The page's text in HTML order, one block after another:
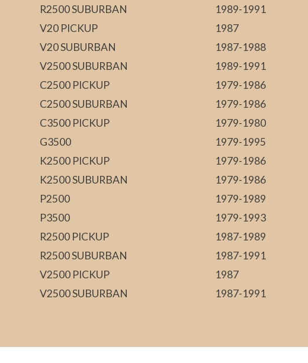
R2500 SUBURBAN
1989-1991
V20 PICKUP
1987
V20 SUBURBAN
1987-1988
V2500 SUBURBAN
1989-1991
C2500 PICKUP
1979-1986
C2500 SUBURBAN
1979-1986
C3500 PICKUP
1979-1980
G3500
1979-1995
K2500 PICKUP
1979-1986
K2500 SUBURBAN
1979-1986
P2500
1979-1989
P3500
1979-1993
R2500 PICKUP
1987-1989
R2500 SUBURBAN
1987-1991
V2500 PICKUP
1987
V2500 SUBURBAN 1987-1991